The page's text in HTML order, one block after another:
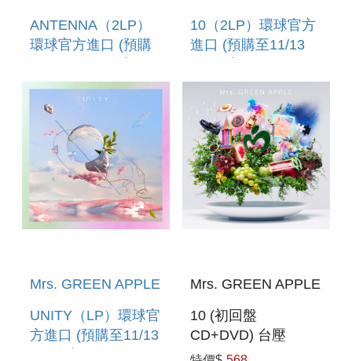
ANTENNA（2LP）
環球官方進口 (預購
10（2LP）環球官方
進口 (預購至11/13
Mrs. GREEN APPLE
UNITY（LP）環球官
方進口 (預購至11/13
Mrs. GREEN APPLE
10 (初回盤
CD+DVD) 台壓